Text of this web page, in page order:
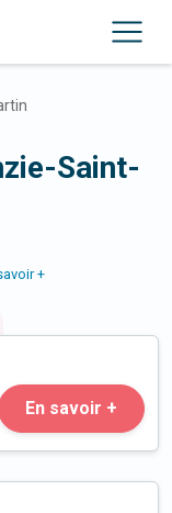
Saint-
+
En savoir +